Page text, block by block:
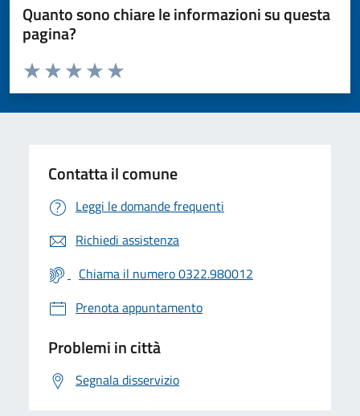
Quanto sono chiare le informazioni su questa
pagina?
Valuta da 1 a 5 stelle la pagina
Valuta 5 stelle su 5
Valuta 4 stelle su 5
Valuta 3 stelle su 5
Valuta 2 stelle su 5
Valuta 1 stelle su 5
Contatta il comune
Leggi le domande frequenti
Richiedi assistenza
Chiama il numero 0322.980012
Prenota appuntamento
Problemi in città
Segnala disservizio